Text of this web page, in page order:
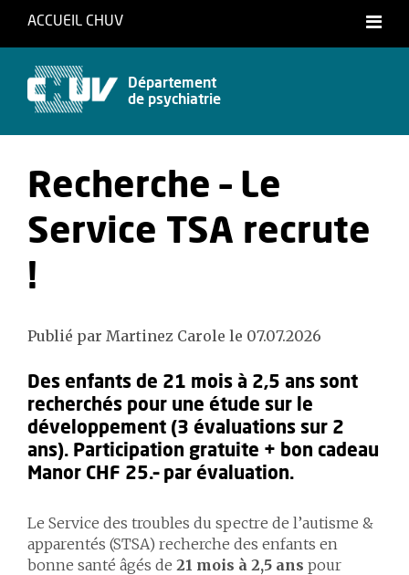
ACCUEIL CHUV
Département
de psychiatrie
Recherche – Le
Service TSA recrute
!
Publié par Martinez Carole le 07.07.2026
Des enfants de 21 mois à 2,5 ans sont
recherchés pour une étude sur le
développement (3 évaluations sur 2
ans). Participation gratuite + bon cadeau
Manor CHF 25.– par évaluation.
Le Service des troubles du spectre de l’autisme &
apparentés (STSA) recherche des enfants en
bonne santé âgés de 21 mois à 2,5 ans pour